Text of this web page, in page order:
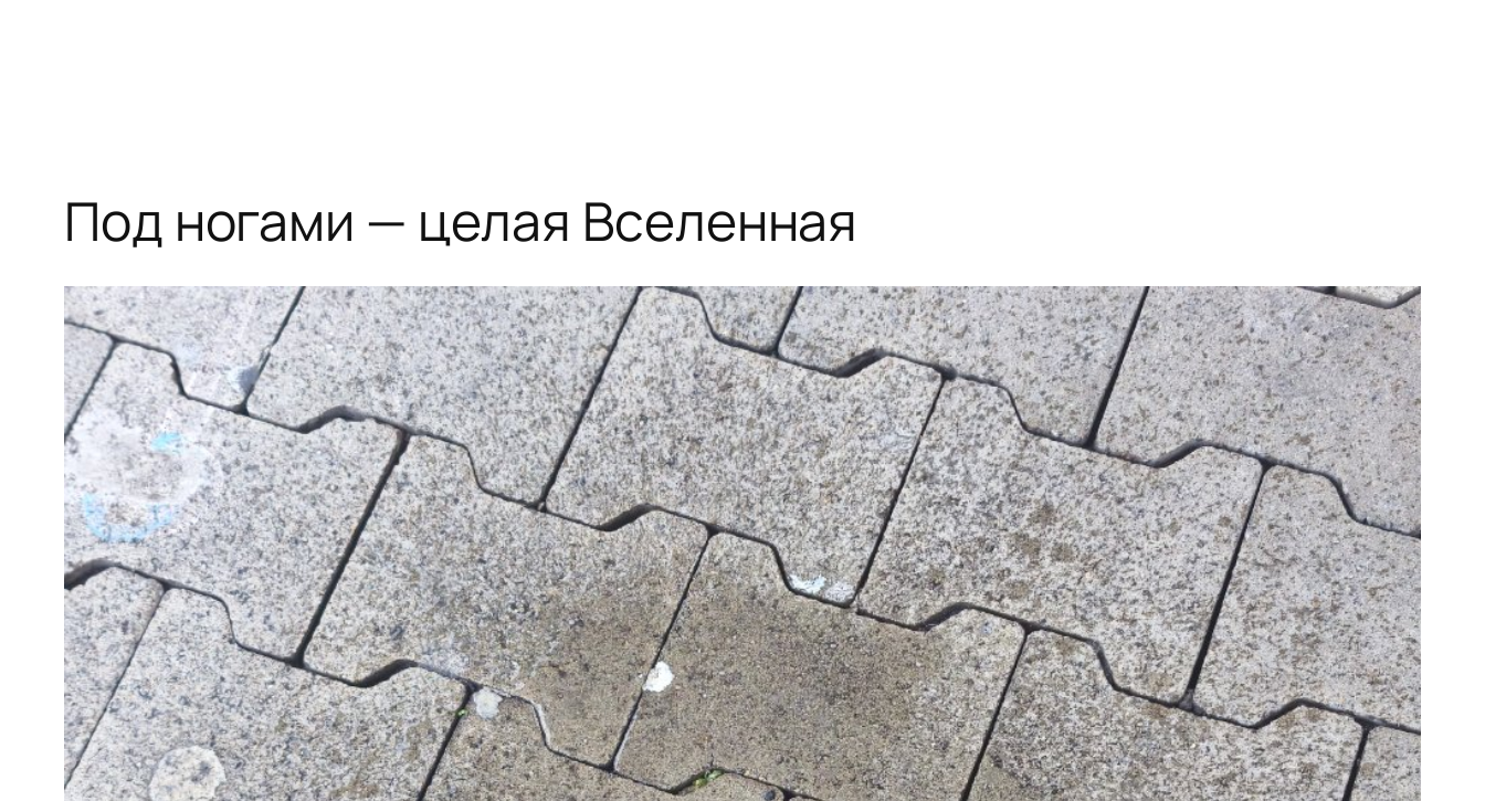
Под ногами — целая Вселенная